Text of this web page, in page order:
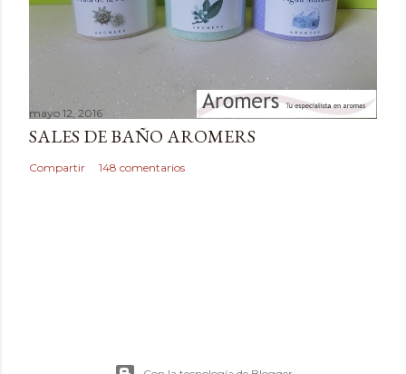
o
mayo 12, 2016
SALES DE BAÑO AROMERS
Compartir 148 comentarios